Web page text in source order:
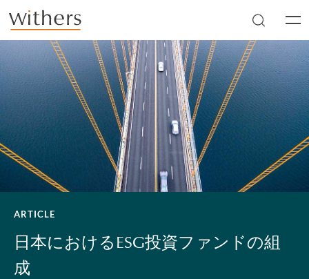
Skip to main content
ARTICLE
日本におけるESG投資ファンドの組
成